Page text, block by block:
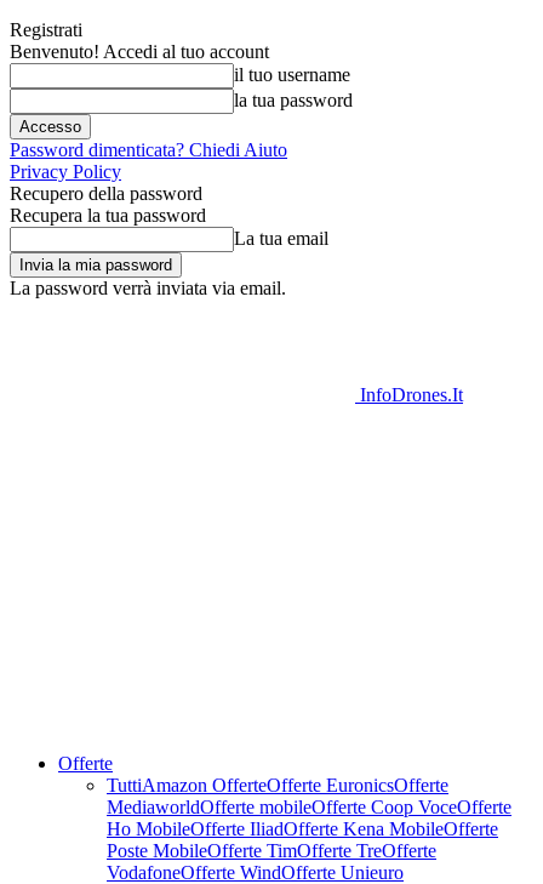
Registrati
Benvenuto! Accedi al tuo account
il tuo username
la tua password
Password dimenticata? Chiedi Aiuto
Privacy Policy
Recupero della password
Recupera la tua password
La tua email
La password verrà inviata via email.
InfoDrones.It
Offerte
TuttiAmazon OfferteOfferte EuronicsOfferte
MediaworldOfferte mobileOfferte Coop VoceOfferte
Ho MobileOfferte IliadOfferte Kena MobileOfferte
Poste MobileOfferte TimOfferte TreOfferte
VodafoneOfferte WindOfferte Unieuro